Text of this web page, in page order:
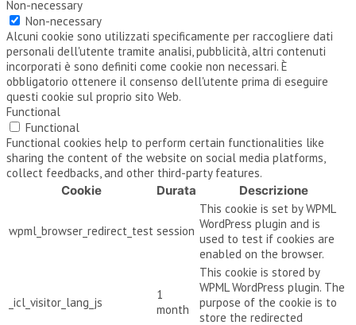
Non-necessary
Non-necessary
Alcuni cookie sono utilizzati specificamente per raccogliere dati
personali dell'utente tramite analisi, pubblicità, altri contenuti
incorporati è sono definiti come cookie non necessari. È
obbligatorio ottenere il consenso dell'utente prima di eseguire
questi cookie sul proprio sito Web.
Functional
Functional
Functional cookies help to perform certain functionalities like
sharing the content of the website on social media platforms,
collect feedbacks, and other third-party features.
Cookie
Durata Descrizione
wpml_browser_redirect_test session
This cookie is set by WPML
WordPress plugin and is
used to test if cookies are
enabled on the browser.
_icl_visitor_lang_js
1
month
This cookie is stored by
WPML WordPress plugin. The
purpose of the cookie is to
store the redirected